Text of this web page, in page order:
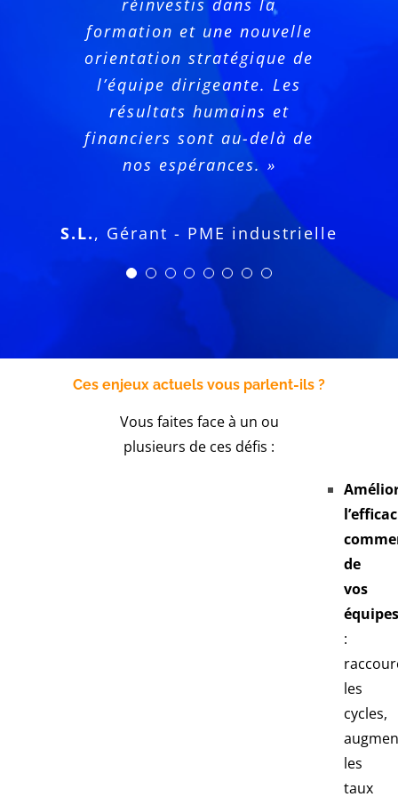
réinvestis dans la
formation et une nouvelle
orientation stratégique de
l’équipe dirigeante. Les
résultats humains et
financiers sont au-delà de
nos espérances. »
S.L., Gérant - PME industrielle
collaborateurs. C’est un
très bon investissement.»
Dirigeante- Grande
entreprise industrielle
Ivan H., Directeur Général -
Fondation - Suisse
Valérie P Directrice Générale
commercial
Ces enjeux actuels vous parlent-ils ?
Vous faites face à un ou
plusieurs de ces défis :
de
vos
:
les
cycles,
les
taux